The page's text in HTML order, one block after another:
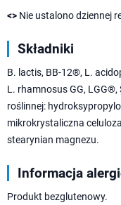
<> Nie ustalono dziennej
Składniki
B. lactis, BB-12®, L.
L. rhamnosus GG,
roślinnej:
mikrokrystaliczna
stearynian magnezu.
Informacja
Produkt bezglutenowy.